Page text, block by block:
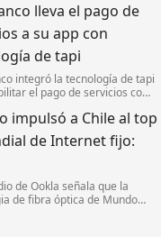
lleva el pago de
a su app con
de tapi
integró la tecnología de tapi
el pago de servicios como
impulsó a Chile al top
de Internet fijo:
de Ookla señala que la
de fibra óptica de Mundo